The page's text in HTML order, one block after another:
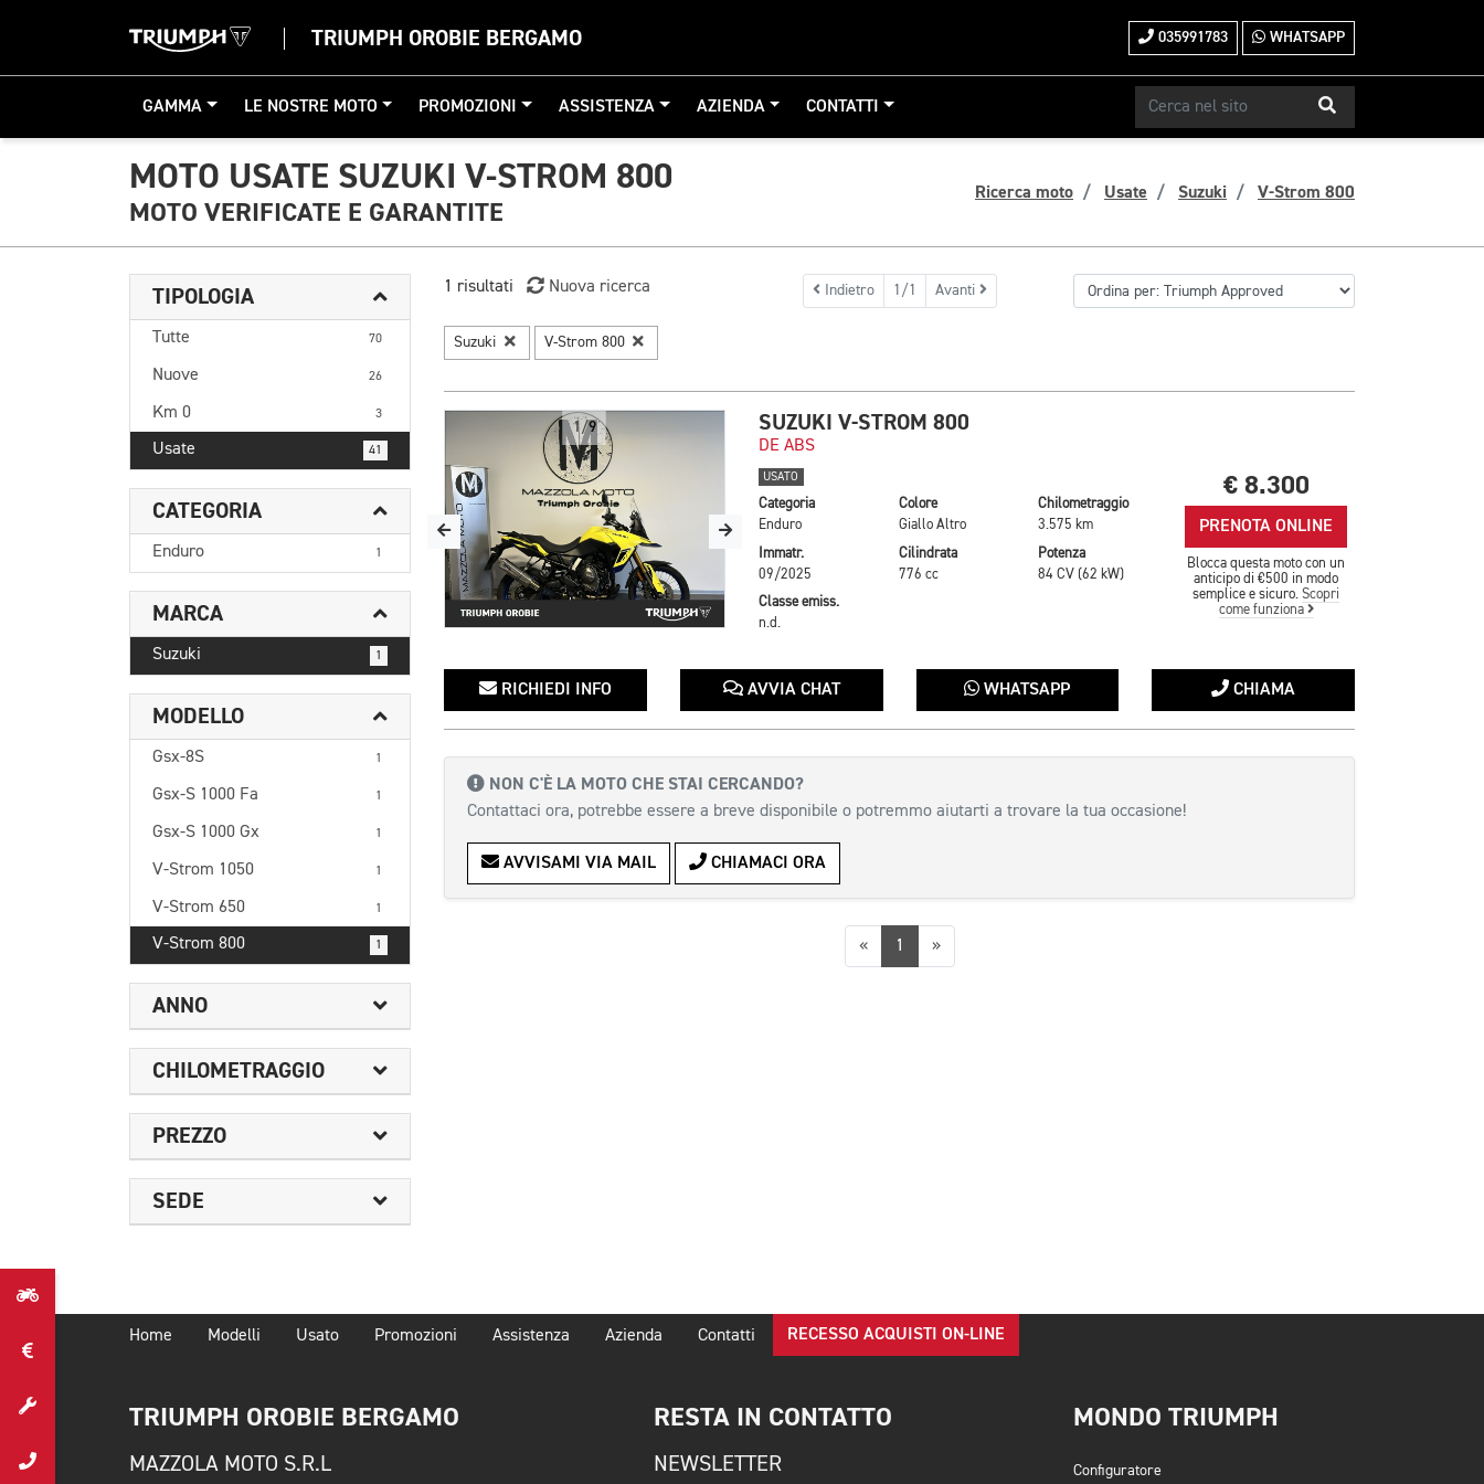
TRIUMPH OROBIE BERGAMO 035991783 WHATSAPP
GAMMA LE NOSTRE MOTO PROMOZIONI ASSISTENZA AZIENDA CONTATTI
MOTO USATE SUZUKI V-STROM 800
MOTO VERIFICATE E GARANTITE
Ricerca moto Usate Suzuki V-Strom 800
TIPOLOGIA
Tutte 70
Nuove 26
Km 0 3
Usate 41
CATEGORIA
Enduro 1
MARCA
Suzuki 1
MODELLO
Gsx-8S 1
Gsx-S 1000 Fa 1
Gsx-S 1000 Gx 1
V-Strom 1050 1
V-Strom 650 1
V-Strom 800 1
ANNO
CHILOMETRAGGIO
PREZZO
SEDE
1 risultati Nuova ricerca Indietro 1/1 Avanti
Suzuki V-Strom 800
1/9 SUZUKI V-STROM 800
DE ABS
USATO
Categoria
Enduro
Colore
Giallo Altro
Chilometraggio
3.575 km
Immatr.
09/2025
Cilindrata
776 cc
Potenza
84 CV (62 kW)
Classe emiss.
n.d.
€ 8.300
PRENOTA ONLINE
Blocca questa moto con un
anticipo di €500 in modo
semplice e sicuro.Scopri
come funziona
RICHIEDI INFO AVVIA CHAT WHATSAPP CHIAMA
NON C'È LA MOTO CHE STAI CERCANDO?
Contattaci ora, potrebbe essere a breve disponibile o potremmo aiutarti a trovare la tua occasione!
AVVISAMI VIA MAIL CHIAMACI ORA
«Precedente
1 »Successiva
Home Modelli Usato Promozioni Assistenza Azienda Contatti RECESSO ACQUISTI ON-LINE
TRIUMPH OROBIE BERGAMO
MAZZOLA MOTO S.R.L
RESTA IN CONTATTO
NEWSLETTER
MONDO TRIUMPH
Configuratore